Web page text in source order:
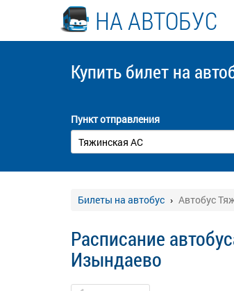
НА АВТОБУС
Купить билет на
Пункт отправления
Билеты на автобус Автобус
Расписание
Изындаево